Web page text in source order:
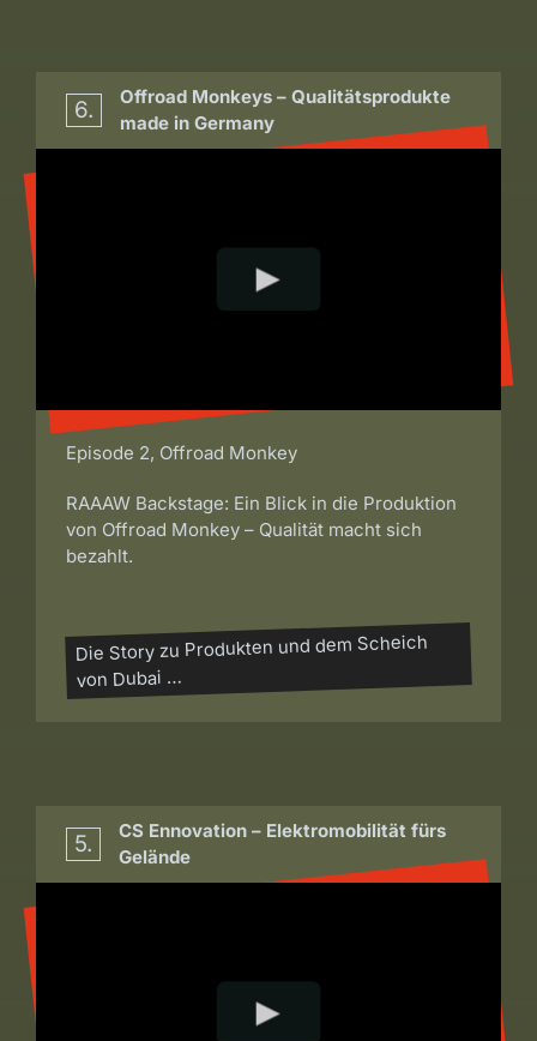
6.
Offroad Monkeys – Qualitätsprodukte
made in Germany
Episode 2, Offroad Monkey
RAAAW Backstage: Ein Blick in die Produktion
von Offroad Monkey – Qualität macht sich
bezahlt.
Die Story zu Produkten und dem Scheich
von Dubai …
5.
CS Ennovation – Elektromobilität fürs
Gelände